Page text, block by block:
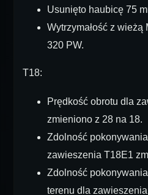
Usunięto haubicę 75
Wytrzymałość z
320 PW.
T18:
Prędkość obrotu dla
zmieniono z 28 na 18.
Zdolność
zawieszenia T18E1
Zdolność
terenu dla